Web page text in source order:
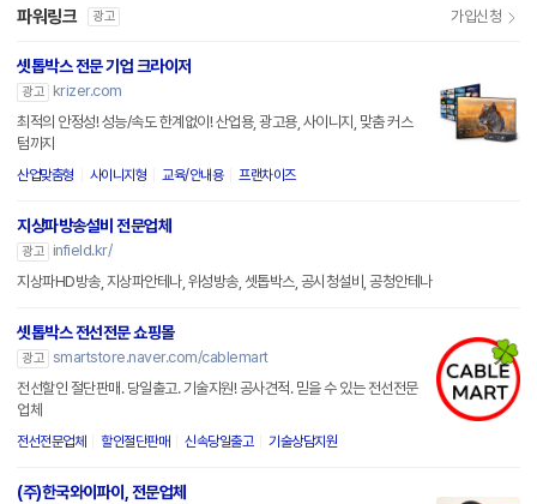
파워링크 광고 가입신청
셋톱박스 전문 기업 크라이저
광고
krizer.com
최적의 안정성! 성능/속도 한계없이! 산업용, 광고용, 사이니지, 맞춤 커스
텀까지
산업맞춤형 사이니지형 교육/안내용 프랜차이즈
지상파방송설비 전문업체
광고
infield.kr/
지상파HD방송, 지상파안테나, 위성방송, 셋톱박스, 공시청설비, 공청안테나
셋톱박스 전선전문 쇼핑몰
광고 smartstore.naver.com/cablemart
전선할인 절단판매. 당일출고. 기술지원! 공사견적. 믿을 수 있는 전선전문
업체
전선전문업체 할인절단판매 신속당일출고 기술상담지원
(주)한국와이파이, 전문업체